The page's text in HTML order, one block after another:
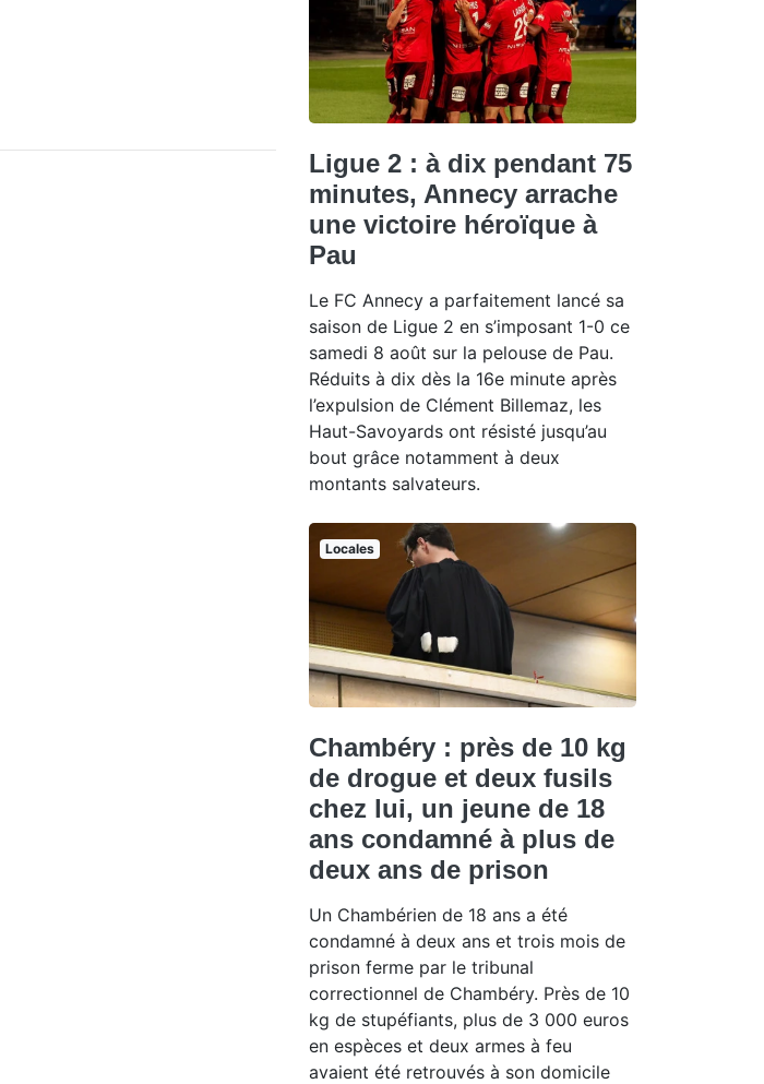
Ligue 2 : à dix pendant 75
minutes, Annecy arrache
une victoire héroïque à
Pau
Le FC Annecy a parfaitement lancé sa
saison de Ligue 2 en s’imposant 1-0 ce
samedi 8 août sur la pelouse de Pau.
Réduits à dix dès la 16e minute après
l’expulsion de Clément Billemaz, les
Haut-Savoyards ont résisté jusqu’au
bout grâce notamment à deux
montants salvateurs.
Locales
Chambéry : près de 10 kg
de drogue et deux fusils
chez lui, un jeune de 18
ans condamné à plus de
deux ans de prison
Un Chambérien de 18 ans a été
condamné à deux ans et trois mois de
prison ferme par le tribunal
correctionnel de Chambéry. Près de 10
kg de stupéfiants, plus de 3 000 euros
en espèces et deux armes à feu
avaient été retrouvés à son domicile